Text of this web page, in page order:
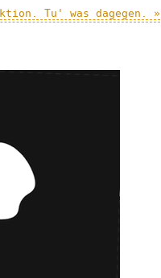
Tu' was dagegen. »